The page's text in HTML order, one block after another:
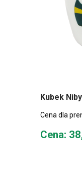
Kubek
Cena dla
Cena
Cena: